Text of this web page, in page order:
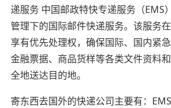
递服务 中国邮政特快专递服务（EMS
管理下的国际邮件快递服务。该服务
享有优先处理权，确保国际、国内紧急
金融票据、商品货样等各类文件资料
全地送达目的地。
寄东西去国外的快递公司主要有：